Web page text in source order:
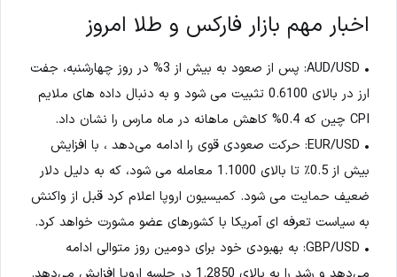
اخبار مهم بازار فارکس و طلا امروز
• AUD/USD: پس از صعود به بیش از 3% در روز چهارشنبه، جفت
ارز در بالای 0.6100 تثبیت می شود و به دنبال داده های ملایم
CPI چین که 0.4% کاهش ماهانه در ماه مارس را نشان داد.
• EUR/USD: حرکت صعودی قوی را ادامه می‌دهد ، با افزایش
بیش از 0.5٪ تا بالای 1.1000 معامله می شود، که به دلیل دلار
ضعیف حمایت می شود. کمیسیون اروپا اعلام کرد قبل از واکنش
به سیاست تعرفه ای آمریکا با کشورهای عضو مشورت خواهد کرد.
• GBP/USD: به بهبودی خود برای دومین روز متوالی ادامه